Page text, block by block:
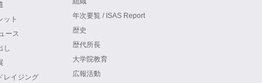
ット
ース
し
レイジング
年次要覧 / ISAS Report
歴史
歴代所長
大学院教育
広報活動